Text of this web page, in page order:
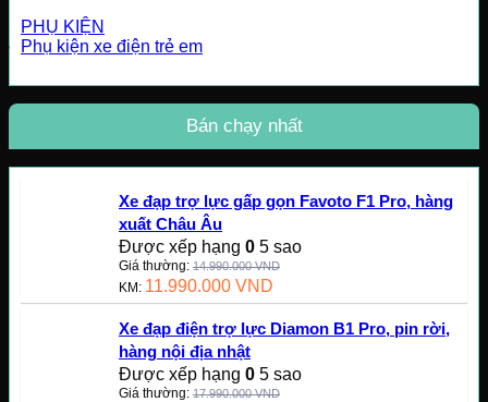
PHỤ KIỆN
Phụ kiện xe điện trẻ em
Bán chạy nhất
Xe đạp trợ lực gấp gọn Favoto F1 Pro, hàng
xuất Châu Âu
Được xếp hạng 0 5 sao
Giá thường: 14.990.000VND
KM: 11.990.000 VND
Xe đạp điện trợ lực Diamon B1 Pro, pin rời,
hàng nội địa nhật
Được xếp hạng 0 5 sao
Giá thường: 17.990.000VND